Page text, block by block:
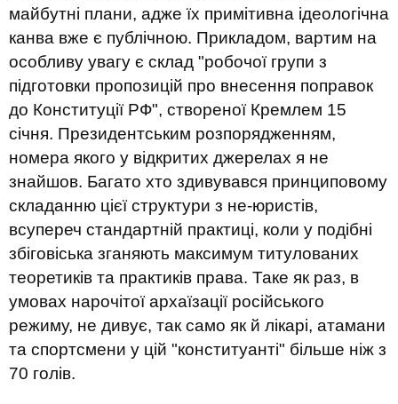
майбутні плани, адже їх примітивна ідеологічна
канва вже є публічною. Прикладом, вартим на
особливу увагу є склад "робочої групи з
підготовки пропозицій про внесення поправок
до Конституції РФ", створеної Кремлем 15
січня. Президентським розпорядженням,
номера якого у відкритих джерелах я не
знайшов. Багато хто здивувався принциповому
складанню цієї структури з не-юристів,
всупереч стандартній практиці, коли у подібні
збіговіська зганяють максимум титулованих
теоретиків та практиків права. Таке як раз, в
умовах нарочітої архаїзації російського
режиму, не дивує, так само як й лікарі, атамани
та спортсмени у цій "конституанті" більше ніж з
70 голів.